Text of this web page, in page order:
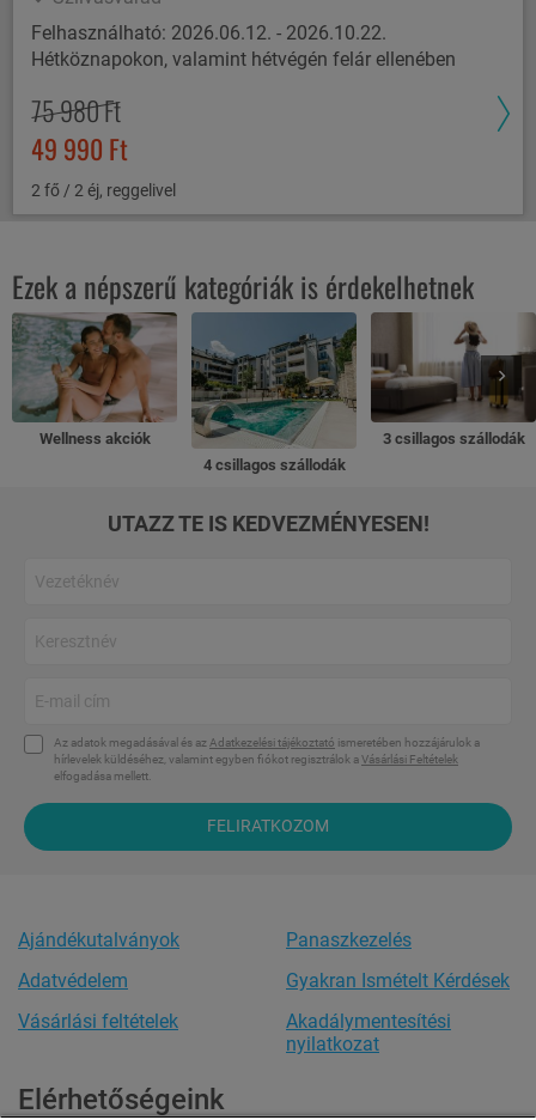
Felhasználható: 2026.06.12. - 2026.10.22.
Hétköznapokon, valamint hétvégén felár ellenében
75 980 Ft
49 990 Ft
2 fő / 2 éj, reggelivel
Ezek a népszerű kategóriák is érdekelhetnek
Wellness akciók
4 csillagos szállodák
3 csillagos szállodák
UTAZZ TE IS KEDVEZMÉNYESEN!
Az adatok megadásával és az Adatkezelési tájékoztató ismeretében hozzájárulok a
hírlevelek küldéséhez, valamint egyben fiókot regisztrálok aVásárlási Feltételek
elfogadása mellett.
FELIRATKOZOM
Ajándékutalványok
Adatvédelem
Vásárlási feltételek
Panaszkezelés
Gyakran Ismételt Kérdések
Akadálymentesítési
nyilatkozat
Elérhetőségeink